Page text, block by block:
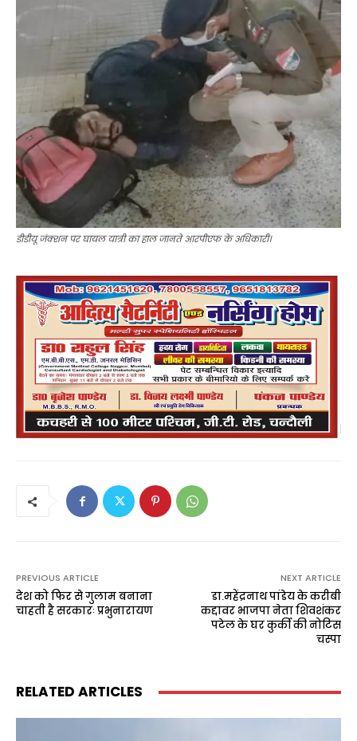
डीडीयू जंक्शन पर घायल यात्री का हाल जानते आरपीएफ के अधिकारी।
PREVIOUS ARTICLE
देश को फिर से गुलाम बनाना
चाहती है सरकारः प्रभुनारायण
NEXT ARTICLE
डा.महेंद्रनाथ पांडेय के करीबी
कद्दावर भाजपा नेता शिवशंकर
पटेल के घर कुर्की की नोटिस
चस्पा
RELATED ARTICLES